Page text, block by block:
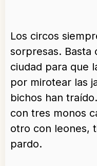
Los circos
sorpresas. Basta
ciudad para que
por mirotear las
bichos han
con tres monos
otro con leones,
pardo.